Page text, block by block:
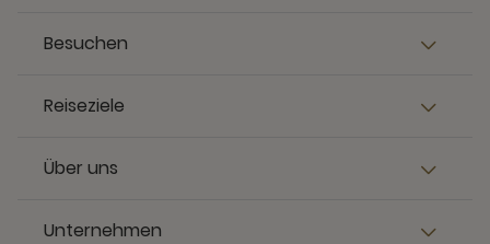
Besuchen
Reiseziele
Über uns
Unternehmen